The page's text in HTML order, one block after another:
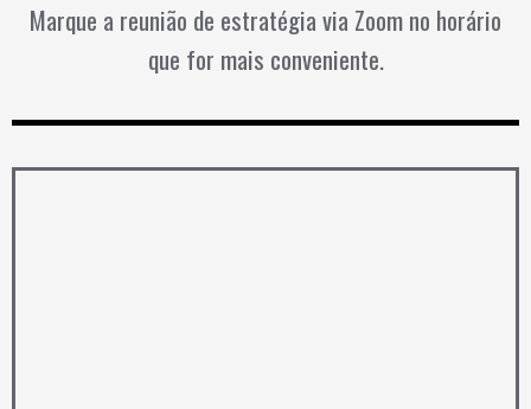
Marque a reunião de estratégia via Zoom no horário
que for mais conveniente.